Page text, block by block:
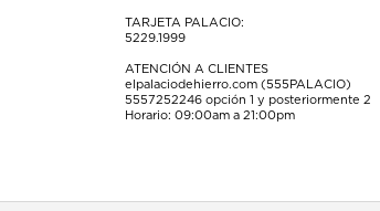
TARJETA PALACIO:
5229.1999
ATENCIÓN A CLIENTES
elpalaciodehierro.com (555PALACIO)
5557252246 opción 1 y posteriormente 2
Horario: 09:00am a 21:00pm